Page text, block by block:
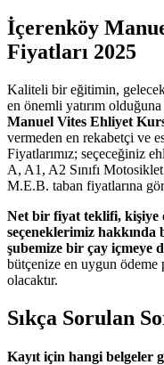
İçerenköy
Fiyatları 2025
Kaliteli bir eğitimin,
en önemli yatırım
Manuel Vites Ehliyet
vermeden en rekabetçi ve
Fiyatlarımız; seçeceğiniz
A, A1, A2 Sınıfı Motosiklet
M.E.B. taban fiyatlarına
Net bir fiyat teklifi, kişiye
seçeneklerimiz
şubemize bir çay içmeye
bütçenize en uygun ödeme
olacaktır.
Sıkça Sorulan
Kayıt için hangi belgeler